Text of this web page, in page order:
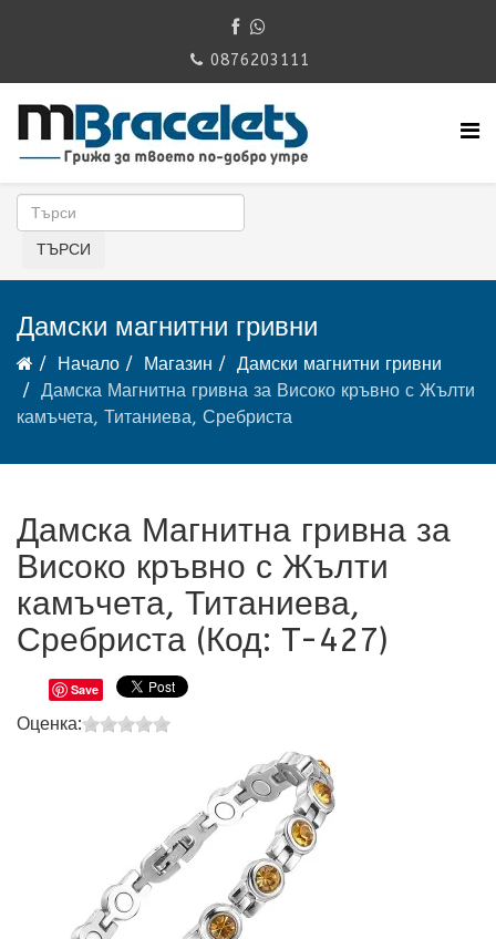
0876203111
Дамски магнитни гривни
Начало Магазин
Дамски магнитни гривни
Дамска Магнитна гривна за Високо кръвно с Жълти
камъчета, Титаниева, Сребриста
Дамска Магнитна гривна за
Високо кръвно с Жълти
камъчета, Титаниева,
Сребриста (Код: T-427)
Save
Оценка: